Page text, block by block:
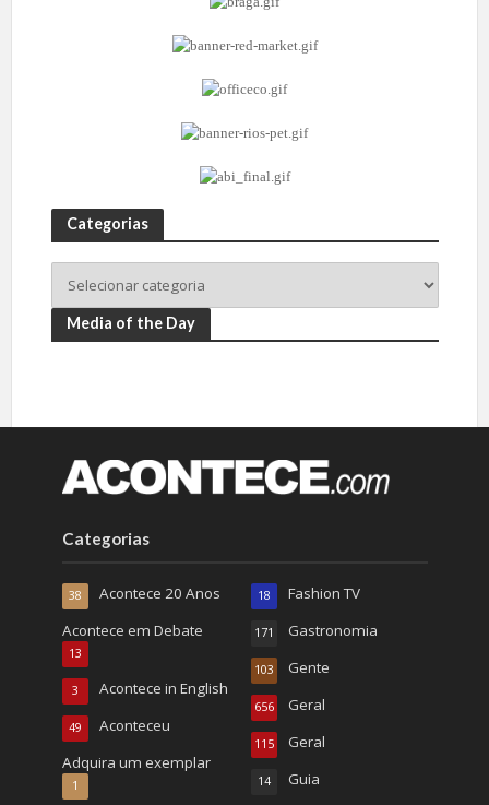
Categorias
Media of the Day
Categorias
Acontece 20 Anos
38
Acontece em Debate
13
Acontece in English
3
Aconteceu
49
Adquira um exemplar
1
Fashion TV
18
Gastronomia
171
Gente
103
Geral
656
Geral
115
Guia
14